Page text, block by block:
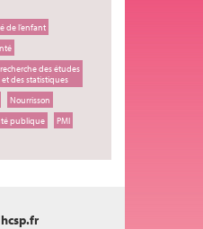
de l’enfant
des études
des statistiques
Nourrisson
publique
PMI